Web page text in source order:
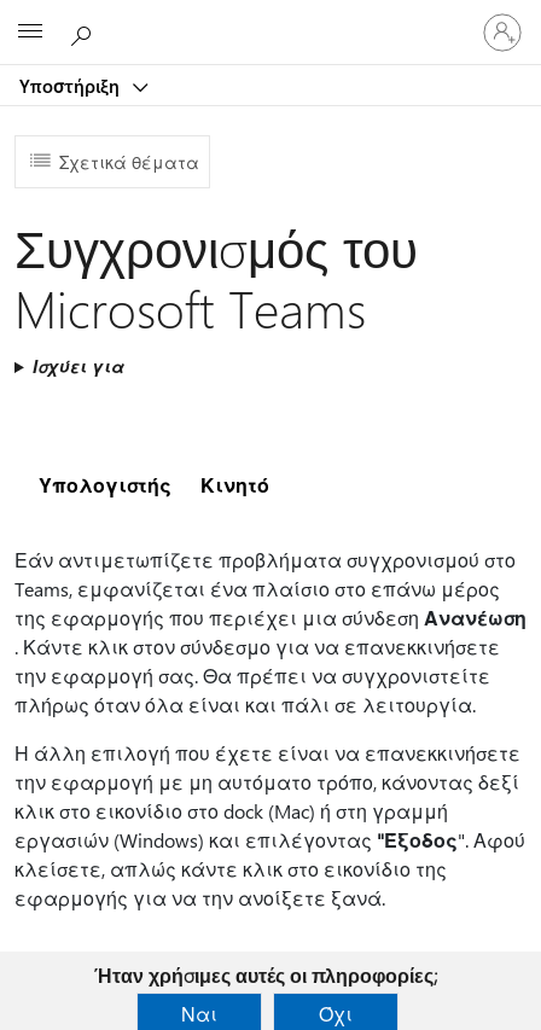
Υποστήριξη
Είσοδος
στον
Σχετικά θέματα
Συγχρονισμός του
Microsoft Teams
Ισχύει για
Υπολογιστής Κινητό
Εάν αντιμετωπίζετε προβλήματα συγχρονισμού στο
Teams, εμφανίζεται ένα πλαίσιο στο επάνω μέρος
της εφαρμογής που περιέχει μια σύνδεση Ανανέωση
. Κάντε κλικ στον σύνδεσμο για να επανεκκινήσετε
την εφαρμογή σας. Θα πρέπει να συγχρονιστείτε
πλήρως όταν όλα είναι και πάλι σε λειτουργία.
Η άλλη επιλογή που έχετε είναι να επανεκκινήσετε
την εφαρμογή με μη αυτόματο τρόπο, κάνοντας δεξί
κλικ στο εικονίδιο στο dock (Mac) ή στη γραμμή
εργασιών (Windows) και επιλέγοντας "Έξοδος". Αφού
κλείσετε, απλώς κάντε κλικ στο εικονίδιο της
εφαρμογής για να την ανοίξετε ξανά.
Ήταν χρήσιμες αυτές οι πληροφορίες;
Ναι
Όχι